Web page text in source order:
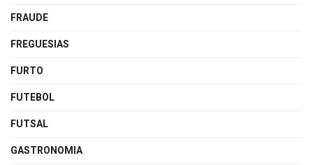
FRAUDE
FREGUESIAS
FURTO
FUTEBOL
FUTSAL
GASTRONOMIA